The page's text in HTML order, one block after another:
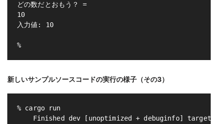
どの数だとおもう？ =
10
入力値: 10
新しいサンプルソースコードの実行の様子（その3）
% cargo run
Finished dev [unoptimized + debuginfo]